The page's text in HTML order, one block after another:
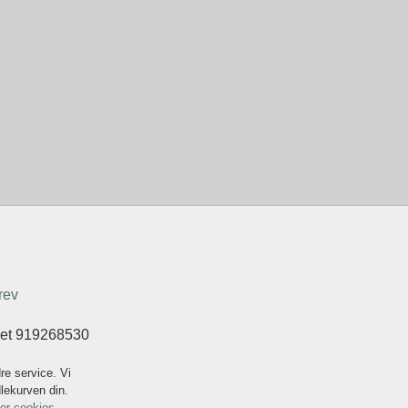
919268530
service. Vi
din.